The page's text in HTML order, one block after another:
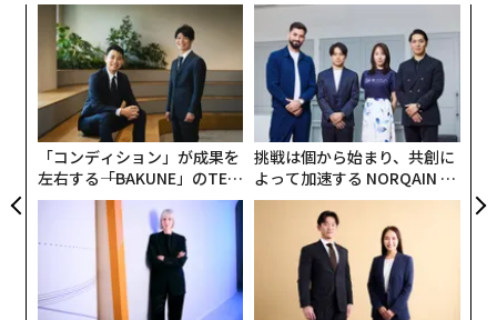
「コンディション」が成果を
左右する――「BAKUNE」のTEN
TIALが支える「挑戦者の明
挑戦は個から始まり、共創に
よって加速する NORQAIN JA
PAN 特別座談会